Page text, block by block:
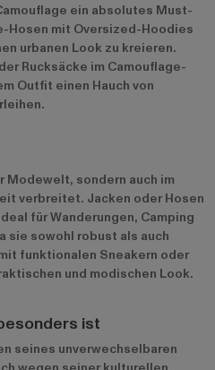
ein absolutes Must-
Hosen mit Oversized-Hoodies
urbanen Look zu kreieren.
Rucksäcke im Camouflage-
Outfit einen Hauch von
Modewelt, sondern auch im
verbreitet. Jacken oder Hosen
für Wanderungen, Camping
sie sowohl robust als auch
funktionalen Sneakern oder
und modischen Look.
ist
seines unverwechselbaren